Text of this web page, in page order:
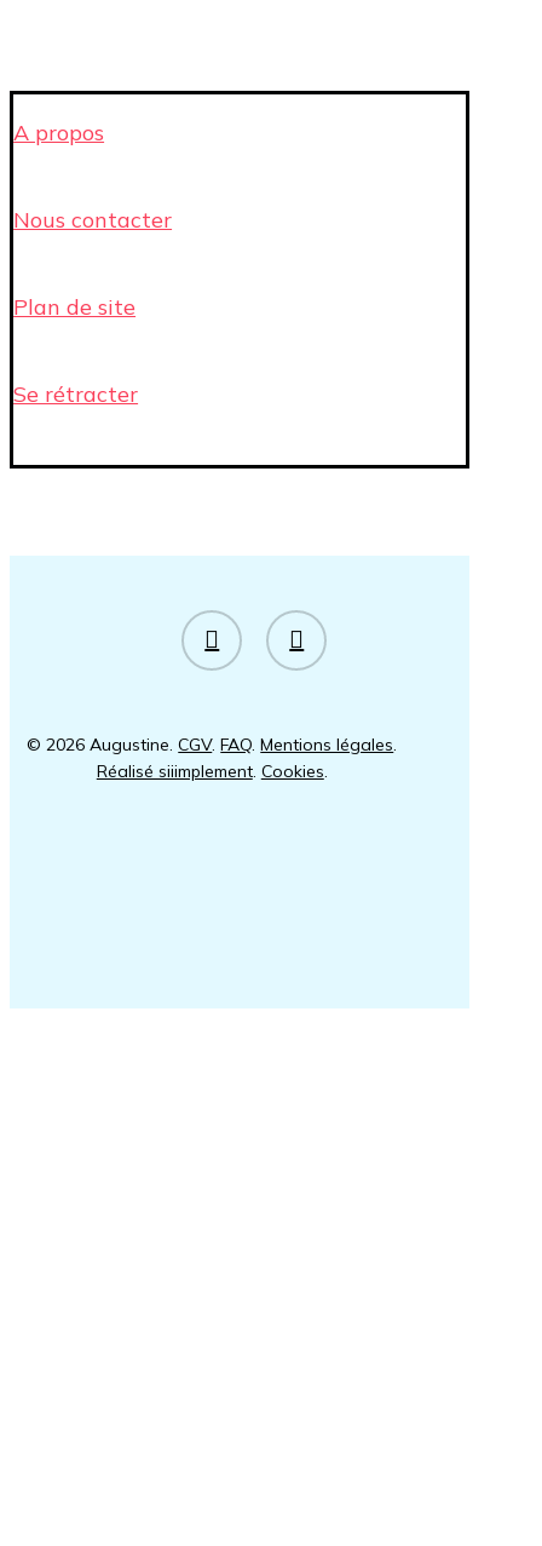
A propos
Nous contacter
Plan de site
Se rétracter
facebook instagram
© 2026 Augustine.CGV.FAQ.Mentions légales.
Réalisé siiimplement. Cookies.